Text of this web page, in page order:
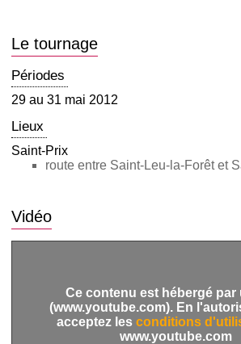
Le tournage
Périodes
29 au 31 mai 2012
Lieux
Saint-Prix
route entre Saint-Leu-la-Forêt et
Vidéo
Ce contenu est hébergé par
(www.youtube.com). En
acceptez les conditions
www.youtube.com